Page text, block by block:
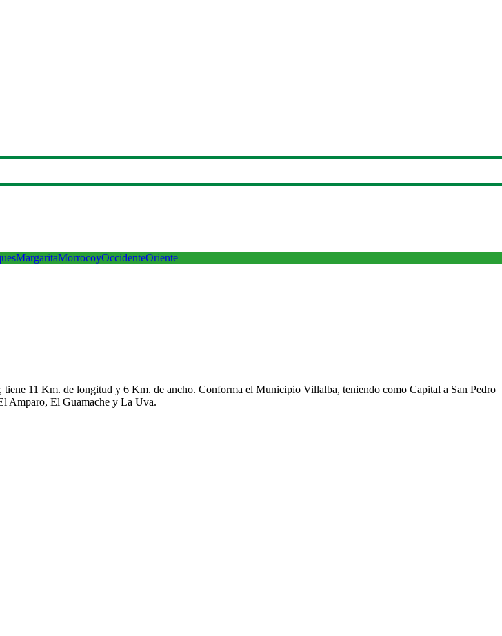
MargaritaMorrocoyOccidenteOriente
tiene 11 Km. de longitud y 6 Km. de ancho. Conforma el Municipio Villalba, teniendo como Capital a San Pedro
Amparo, El Guamache y La Uva.